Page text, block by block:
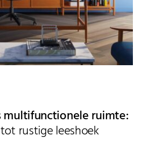
multifunctionele ruimte:
rustige leeshoek